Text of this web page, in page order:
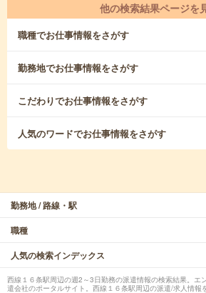
他の検索結果ページを
職種でお仕事情報をさがす
勤務地でお仕事情報をさがす
こだわりでお仕事情報をさがす
人気のワードでお仕事情報をさがす
勤務地 / 路線・駅
職種
人気の検索インデックス
西線１６条駅周辺の週2～3日勤務の派遣情報の検索結果。エ
遣会社のポータルサイト。西線１６条駅周辺の派遣/求人情報